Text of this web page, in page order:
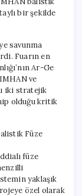
bir şekilde
savunma
Fuarın en
Ar-Ge
ve
iki stratejik
olduğu kritik
Füze
füze
yaklaşık
özel olarak